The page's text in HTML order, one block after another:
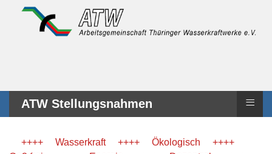
ATW Stellungsnahmen ≡
++++ Wasserkraft ++++ Ökologisch ++++